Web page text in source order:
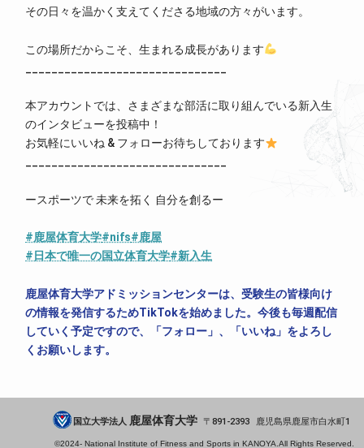
その日々を温かく支えてくださる地域の方々がいます。
この場所だからこそ、生まれる成長があります
本アカウントでは、さまざまな部活に取り組んでいる新入生
のインタビューを投稿中！
お気軽にいいね & フォローお待ちしております
ースポーツで 未来を拓く 自分を創るー
#鹿屋体育大学#nifs#鹿屋
#日本で唯一の国立体育大学#新入生
鹿屋体育大学アドミッションセンターは、受験生の皆様向け
の情報を発信するためTikTokを始めました。今後も毎週配信
していく予定ですので、「フォロー」、「いいね」をよろし
くお願いします。
国立大学法人 鹿屋体育大学 891-2393 鹿児島県鹿屋市白水町1
©2024- National Institute of Fitness and Sports in KANOYA.All Rights Reserved.